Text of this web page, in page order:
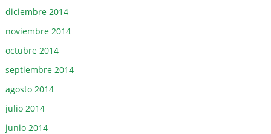
diciembre 2014
noviembre 2014
octubre 2014
septiembre 2014
agosto 2014
julio 2014
junio 2014